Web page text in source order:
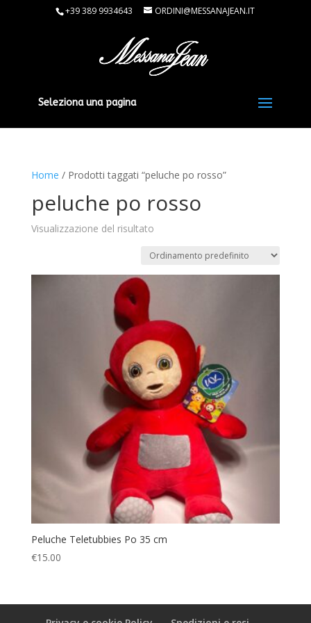
+39 389 9934643 ORDINI@MESSANAJEAN.IT
Seleziona una pagina
Home / Prodotti taggati “peluche po rosso”
peluche po rosso
Visualizzazione del risultato
Peluche Teletubbies Po 35 cm
€15.00